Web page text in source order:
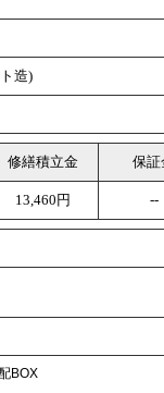
造)
修繕積立金 保証
13,460円 --
BOX